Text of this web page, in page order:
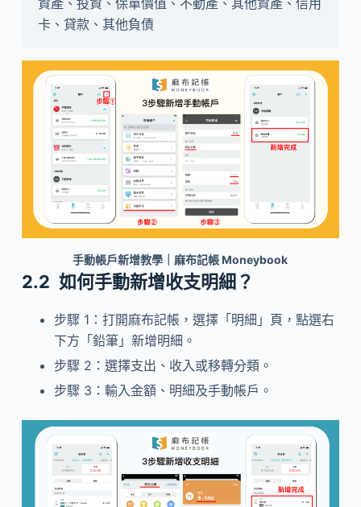
資產、投資、保單價值、不動產、其他資產、信用
卡、貸款、其他負債
手動帳戶新增教學｜麻布記帳 Moneybook
如何手動新增收支明細？
步驟 1：打開麻布記帳，選擇「明細」頁，點選右
下方「鉛筆」新增明細。
步驟 2：選擇支出、收入或移轉分類。
步驟 3：輸入金額、明細及手動帳戶。